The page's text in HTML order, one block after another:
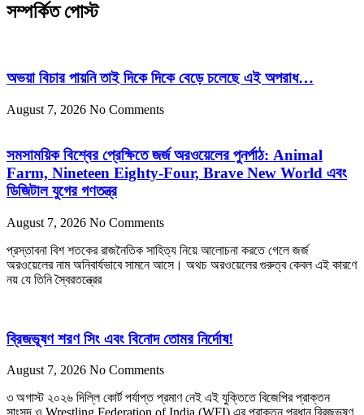
সম্পর্কিত পোস্ট
অভয়া বিচার পায়নি তাই দিকে দিকে বেড়ে চলেছে এই অপরাধ…
August 7, 2026 No Comments
সমসাময়িক বিশ্বের প্রেক্ষিতে জর্জ অরওয়েলের পুনর্পাঠ: Animal
Farm, Nineteen Eighty-Four, Brave New World এবং
ডিজিটাল যুগের গণতন্ত্র
August 7, 2026 No Comments
প্রস্তাবনা বিশ শতকের রাজনৈতিক সাহিত্য নিয়ে আলোচনা করতে গেলে জর্জ
অরওয়েলের নাম অনিবার্যভাবে সামনে আসে। অথচ অরওয়েলের গুরুত্ব কেবল এই কারণে
নয় যে তিনি স্বৈরতন্ত্রের
ব্রিজভূষণ শরণ সিং এবং বিনোদ তোমর নির্দোষ!
August 7, 2026 No Comments
৩ অগাস্ট ২০২৬ দিল্লি কোর্ট পর্যাপ্ত প্রমাণ নেই এই যুক্তিতে বিজেপির প্রাক্তন